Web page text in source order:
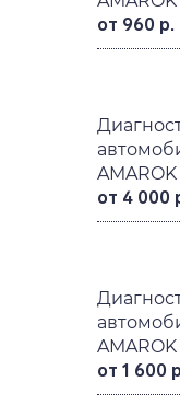
от 960 р.
AMAROK
от 4 000
AMAROK
от 1 600